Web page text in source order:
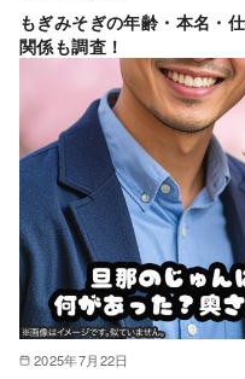
もぎみそぎの年齢・本名・
関係も調査！
2025年7月22日